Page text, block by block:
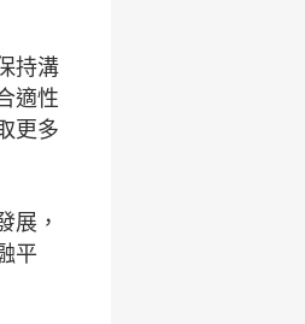
持溝
適性
更多
展，
平